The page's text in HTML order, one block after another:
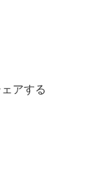
アする